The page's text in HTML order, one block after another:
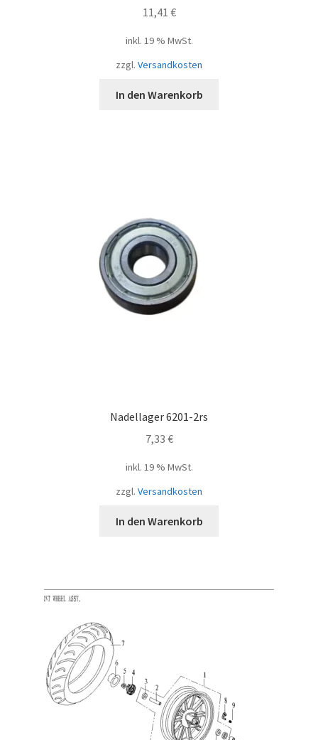
11,41 €
inkl. 19 % MwSt.
zzgl. Versandkosten
In den Warenkorb
Nadellager 6201-2rs
7,33 €
inkl. 19 % MwSt.
zzgl. Versandkosten
In den Warenkorb